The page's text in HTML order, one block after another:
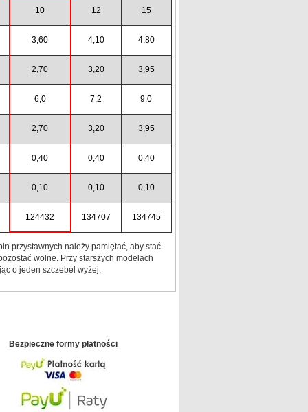
10 12 15
3,60 4,10 4,80
2,70 3,20 3,95
6,0 7,2 9,0
2,70 3,20 3,95
0,40 0,40 0,40
0,10 0,10 0,10
124432 134707 134745
przystawnych należy pamiętać, aby stać
wolne. Przy starszych modelach
o jeden szczebel wyżej.
Bezpieczne formy płatności